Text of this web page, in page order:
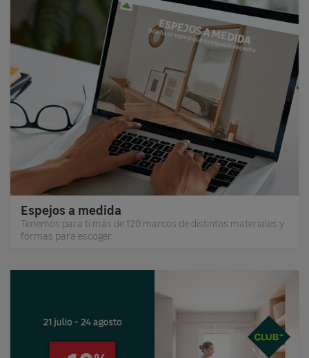
Espejos a medida
Tenemos para ti más de 120 marcos de distintos materiales y
formas para escoger.